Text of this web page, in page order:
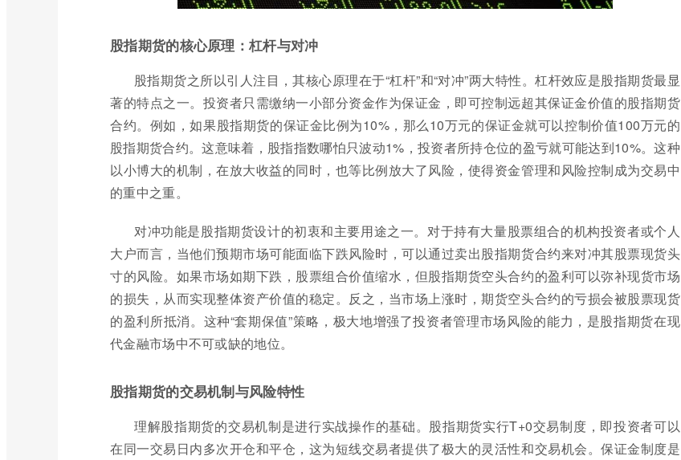
股指期货的核心原理：杠杆与对冲
股指期货之所以引人注目，其核心原理在于“杠杆”和“对冲”两大特性。杠杆效应是股指期货最显
著的特点之一。投资者只需缴纳一小部分资金作为保证金，即可控制远超其保证金价值的股指期货
合约。例如，如果股指期货的保证金比例为10%，那么10万元的保证金就可以控制价值100万元的
股指期货合约。这意味着，股指指数哪怕只波动1%，投资者所持仓位的盈亏就可能达到10%。这种
以小博大的机制，在放大收益的同时，也等比例放大了风险，使得资金管理和风险控制成为交易中
的重中之重。
对冲功能是股指期货设计的初衷和主要用途之一。对于持有大量股票组合的机构投资者或个人
大户而言，当他们预期市场可能面临下跌风险时，可以通过卖出股指期货合约来对冲其股票现货头
寸的风险。如果市场如期下跌，股票组合价值缩水，但股指期货空头合约的盈利可以弥补现货市场
的损失，从而实现整体资产价值的稳定。反之，当市场上涨时，期货空头合约的亏损会被股票现货
的盈利所抵消。这种“套期保值”策略，极大地增强了投资者管理市场风险的能力，是股指期货在现
代金融市场中不可或缺的地位。
股指期货的交易机制与风险特性
理解股指期货的交易机制是进行实战操作的基础。股指期货实行T+0交易制度，即投资者可以
在同一交易日内多次开仓和平仓，这为短线交易者提供了极大的灵活性和交易机会。保证金制度是